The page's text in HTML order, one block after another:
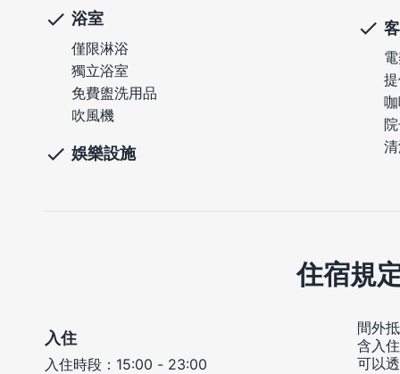
浴室
僅限淋浴
獨立浴室
免費盥洗用品
吹風機
娛樂設施
住宿規
入住
入住時段：15:00 - 23:00
間外
含入
可以